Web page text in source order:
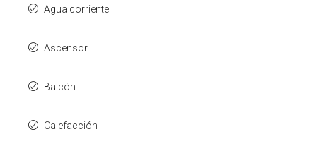
Agua corriente
Ascensor
Balcón
Calefacción